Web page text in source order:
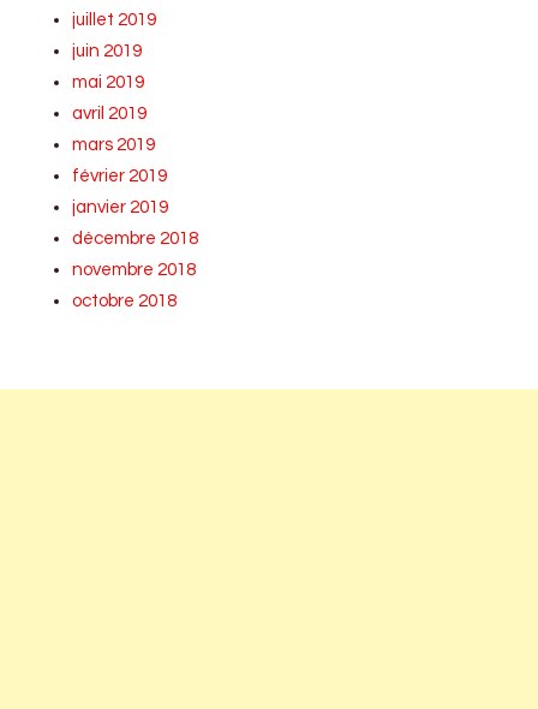
juillet 2019
juin 2019
mai 2019
avril 2019
mars 2019
février 2019
janvier 2019
décembre 2018
novembre 2018
octobre 2018